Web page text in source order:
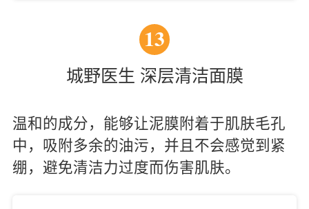
13
城野医生 深层清洁面膜
温和的成分，能够让泥膜附着于肌肤毛孔
中，吸附多余的油污，并且不会感觉到紧
绷，避免清洁力过度而伤害肌肤。